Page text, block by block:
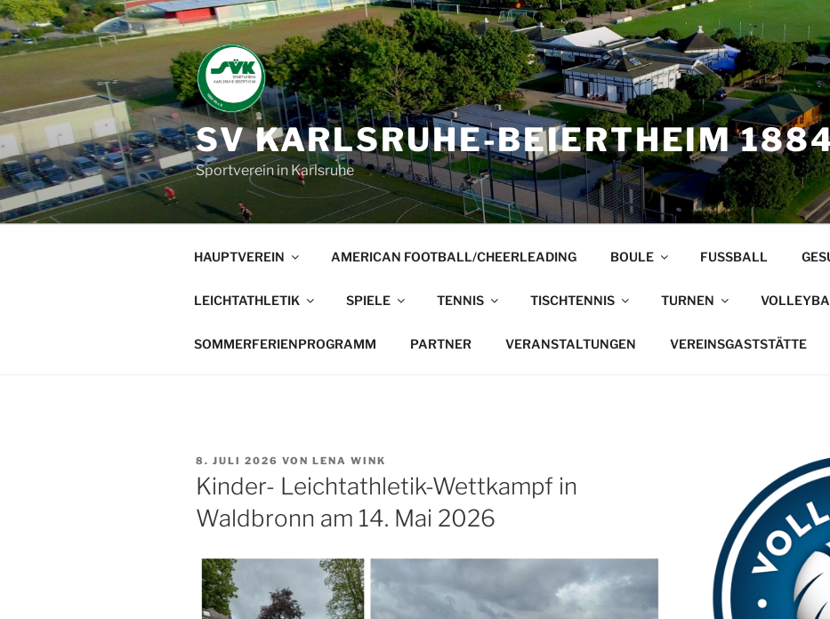
Zum
Inhalt
springen
SV KARLSRUHE-BEIERTHEIM
Sportverein in Karlsruhe
HAUPTVEREIN AMERICAN FOOTBALL/CHEERLEADING BOULE FUSSBALL
LEICHTATHLETIK SPIELE TENNIS TISCHTENNIS TURNEN
SOMMERFERIENPROGRAMM PARTNER VERANSTALTUNGEN VEREINSGASTSTÄTTE
VERÖFFENTLICHT
AM
8. JULI 2026 VON LENA WINK
Kinder- Leichtathletik-Wettkampf in
Waldbronn am 14. Mai 2026